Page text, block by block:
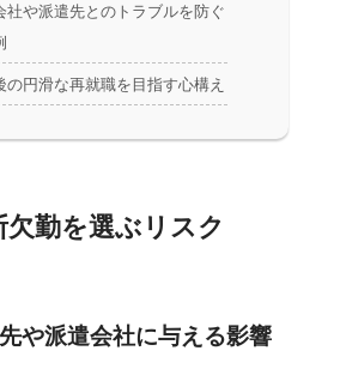
社や派遣先とのトラブルを防ぐ
の円滑な再就職を目指す心構え
勤を選ぶリスク
や派遣会社に与える影響